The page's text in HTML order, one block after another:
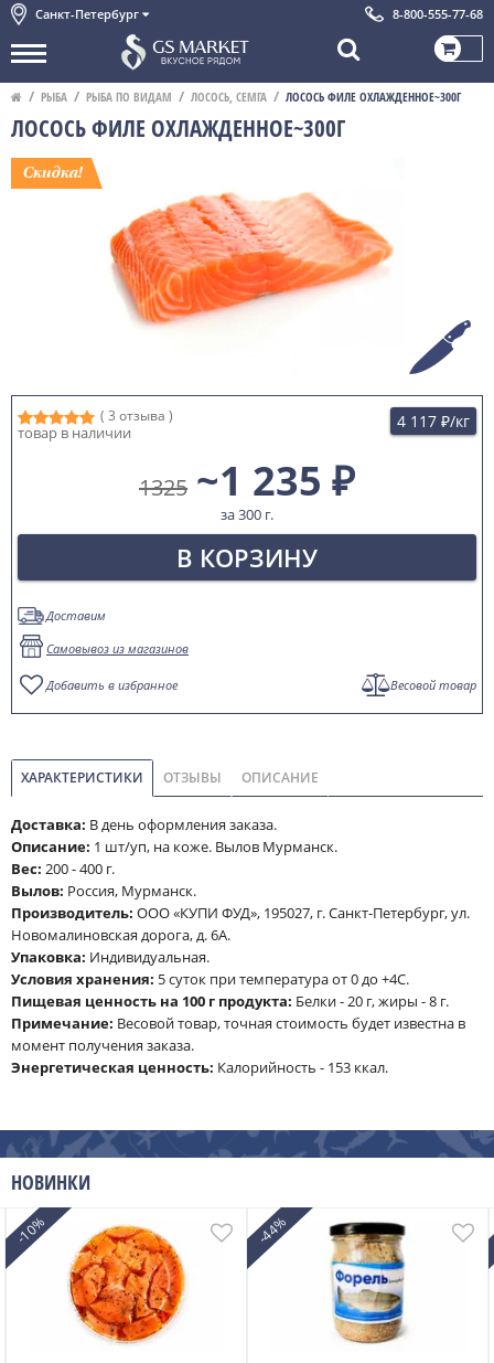
Санкт-Петербург 8-800-555-77-68
РЫБА РЫБА ПО ВИДАМ ЛОСОСЬ, СЕМГА ЛОСОСЬ ФИЛЕ ОХЛАЖДЕННОЕ~300Г
ЛОСОСЬ ФИЛЕ ОХЛАЖДЕННОЕ~300Г
( 3 отзыва )
товар в наличии
4 117 ₽/кг
1325 ~1 235 ₽
за 300 г.
В КОРЗИНУ
Доставим
Самовывоз из магазинов
Добавить в избранное Весовой товар
ХАРАКТЕРИСТИКИ ОТЗЫВЫ ОПИСАНИЕ
Доставка: В день оформления заказа.
Описание: 1 шт/уп, на коже. Вылов Мурманск.
Вес: 200 - 400 г.
Вылов: Россия, Мурманск.
Производитель: ООО «КУПИ ФУД», 195027, г. Санкт-Петербург, ул.
Новомалиновская дорога, д. 6А.
Упаковка: Индивидуальная.
Условия хранения: 5 суток при температура от 0 до +4С.
Пищевая ценность на 100 г продукта: Белки - 20 г, жиры - 8 г.
Примечание: Весовой товар, точная стоимость будет известна в
момент получения заказа.
Энергетическая ценность: Калорийность - 153 ккал.
НОВИНКИ
-10% -44%